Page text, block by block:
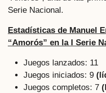
Serie Nacional.
Estadísticas de Manuel
“Amorós” en la I Serie
Juegos lanzados: 11
Juegos iniciados: 9
Juegos completos: 7